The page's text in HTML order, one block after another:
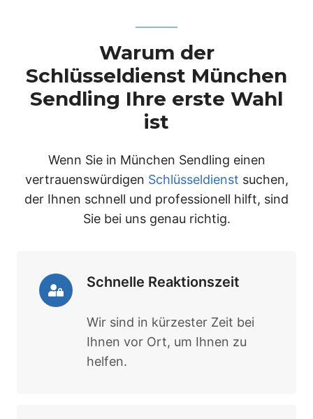
Warum der
Schlüsseldienst München
Sendling Ihre erste Wahl
ist
Wenn Sie in München Sendling einen
vertrauenswürdigen Schlüsseldienst suchen,
der Ihnen schnell und professionell hilft, sind
Sie bei uns genau richtig.
Schnelle Reaktionszeit
Wir sind in kürzester Zeit bei
Ihnen vor Ort, um Ihnen zu
helfen.